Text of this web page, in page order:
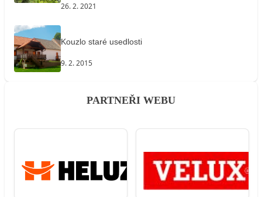
26. 2. 2021
Kouzlo staré usedlosti
9. 2. 2015
PARTNEŘI WEBU